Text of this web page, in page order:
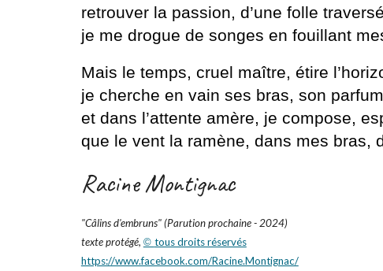
retrouver la passion, d’une folle
je me drogue de songes en fouillant
Mais le temps, cruel maître, étire
je cherche en vain ses bras, son
et dans l’attente amère, je compose,
que le vent la ramène, dans mes bras,
Racine Montignac
"Câlins d'embruns" (Parution prochaine - 2024)
texte protégé, © tous droits réservés
https://www.facebook.com/Racine.Montignac/